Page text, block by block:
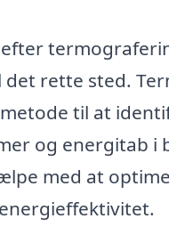
rette sted.
til at
og energitab i
med at